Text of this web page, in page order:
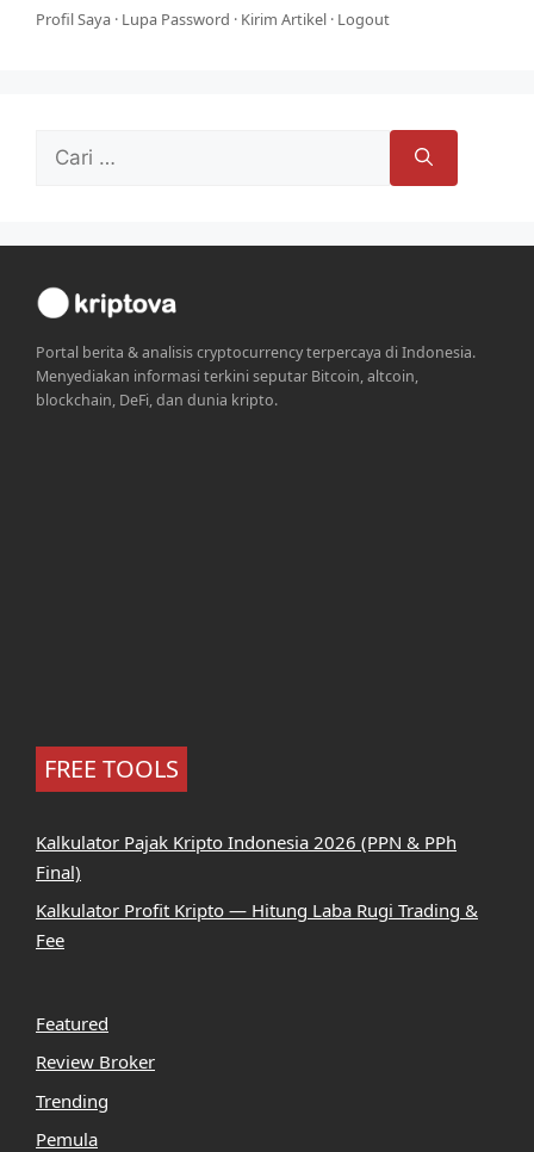
Profil Saya · Lupa Password · Kirim Artikel · Logout
untuk:
Portal berita & analisis cryptocurrency terpercaya di Indonesia.
Menyediakan informasi terkini seputar Bitcoin, altcoin,
blockchain, DeFi, dan dunia kripto.
FREE TOOLS
Kalkulator Pajak Kripto Indonesia 2026 (PPN & PPh
Final)
Kalkulator Profit Kripto — Hitung Laba Rugi Trading &
Fee
Featured
Review Broker
Trending
Pemula